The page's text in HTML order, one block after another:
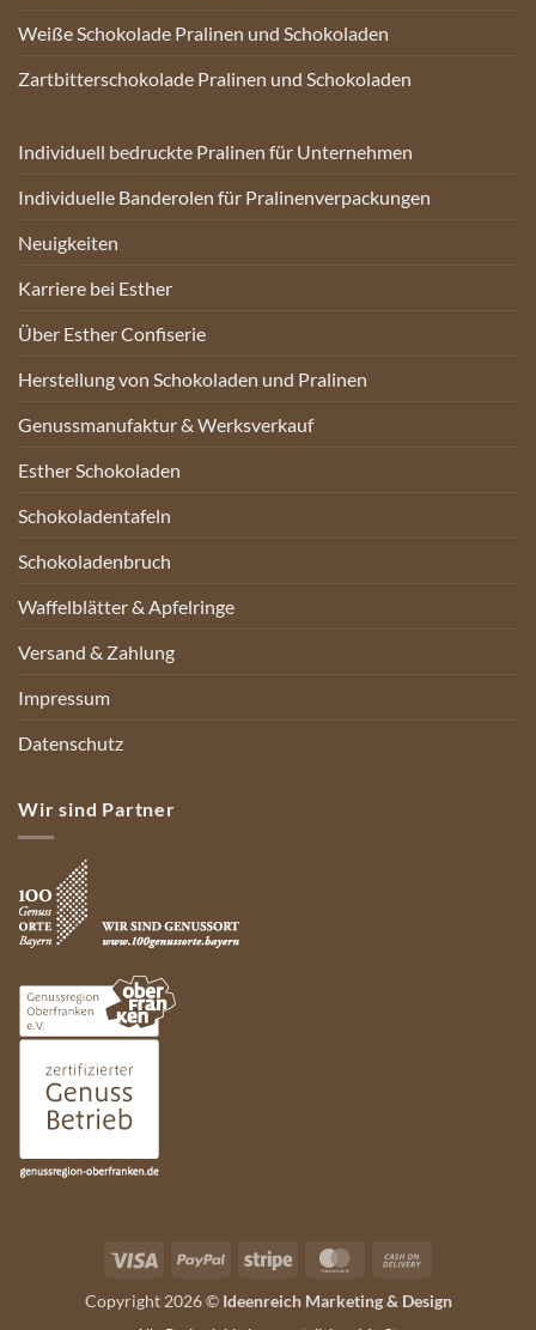
Weiße Schokolade Pralinen und Schokoladen
Zartbitterschokolade Pralinen und Schokoladen
Individuell bedruckte Pralinen für Unternehmen
Individuelle Banderolen für Pralinenverpackungen
Neuigkeiten
Karriere bei Esther
Über Esther Confiserie
Herstellung von Schokoladen und Pralinen
Genussmanufaktur & Werksverkauf
Esther Schokoladen
Schokoladentafeln
Schokoladenbruch
Waffelblätter & Apfelringe
Versand & Zahlung
Impressum
Datenschutz
Wir sind Partner
Visa PayPal Stripe MasterCard
Delivery
Copyright 2026 © Ideenreich Marketing & Design